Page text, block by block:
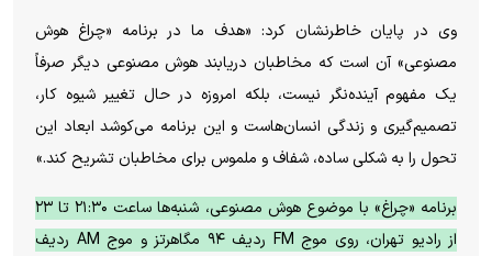
وی در پایان خاطرنشان کرد: «هدف ما در برنامه «چراغ هوش
مصنوعی» آن است که مخاطبان دریابند هوش مصنوعی دیگر صرفاً
یک مفهوم آینده‌نگر نیست، بلکه امروزه در حال تغییر شیوه کار،
تصمیم‌گیری و زندگی انسان‌هاست و این برنامه می‌کوشد ابعاد این
تحول را به شکلی ساده، شفاف و ملموس برای مخاطبان تشریح کند.»
برنامه «چراغ» با موضوع هوش مصنوعی، شنبه‌ها ساعت ۲۱:۳۰ تا ۲۳
از رادیو تهران، روی موج FM ردیف ۹۴ مگاهرتز و موج AM ردیف